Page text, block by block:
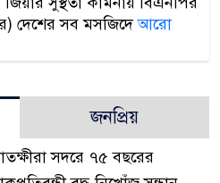
দেশের সব মসজিদেআরো
জনপ্রিয়
সদরে ৭৫ বছরের